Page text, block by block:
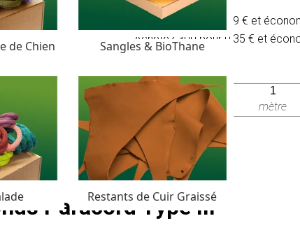
de Chien Sangles & BioThane
Restants de Cuir Graissé
Achetez 30 pour 0,49 € et
Achetez 300 pour 0,35 € et
Quantité
mètre
Paracord Type III